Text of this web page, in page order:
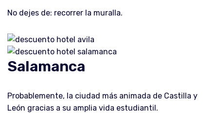
No dejes de: recorrer la muralla.
Salamanca
Probablemente, la ciudad más animada de Castilla y
León gracias a su amplia vida estudiantil.